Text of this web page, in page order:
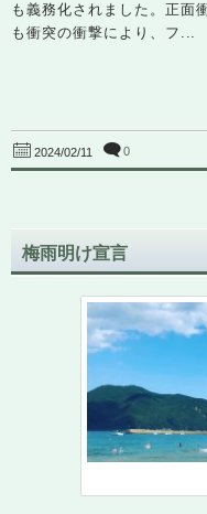
も義務化されました。正面
も衝突の衝撃により、フ...
2024/02/11 0
梅雨明け宣言